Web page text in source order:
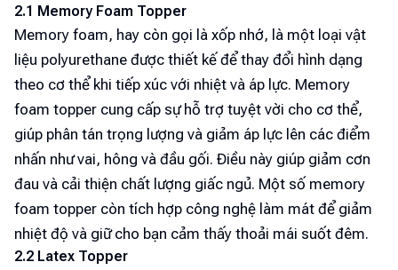
2.1 Memory Foam Topper
Memory foam, hay còn gọi là xốp nhớ, là một loại vật
liệu polyurethane được thiết kế để thay đổi hình dạng
theo cơ thể khi tiếp xúc với nhiệt và áp lực. Memory
foam topper cung cấp sự hỗ trợ tuyệt vời cho cơ thể,
giúp phân tán trọng lượng và giảm áp lực lên các điểm
nhấn như vai, hông và đầu gối. Điều này giúp giảm cơn
đau và cải thiện chất lượng giấc ngủ. Một số memory
foam topper còn tích hợp công nghệ làm mát để giảm
nhiệt độ và giữ cho bạn cảm thấy thoải mái suốt đêm.
2.2 Latex Topper